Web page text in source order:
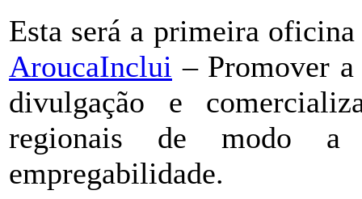
Esta será a primeira
AroucaInclui – Promover
divulgação e
regionais de modo
empregabilidade.